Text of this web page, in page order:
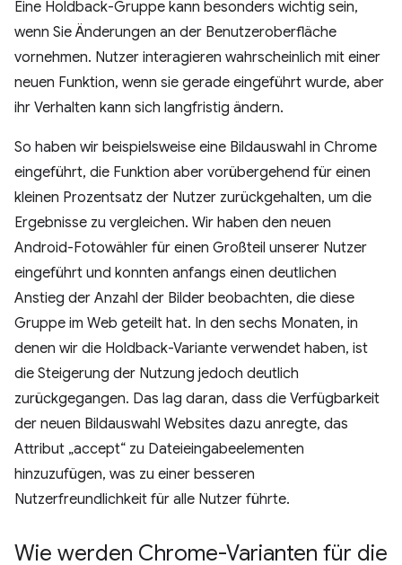
Eine Holdback-Gruppe kann besonders wichtig sein,
wenn Sie Änderungen an der Benutzeroberfläche
vornehmen. Nutzer interagieren wahrscheinlich mit einer
neuen Funktion, wenn sie gerade eingeführt wurde, aber
ihr Verhalten kann sich langfristig ändern.
So haben wir beispielsweise eine Bildauswahl in Chrome
eingeführt, die Funktion aber vorübergehend für einen
kleinen Prozentsatz der Nutzer zurückgehalten, um die
Ergebnisse zu vergleichen. Wir haben den neuen
Android-Fotowähler für einen Großteil unserer Nutzer
eingeführt und konnten anfangs einen deutlichen
Anstieg der Anzahl der Bilder beobachten, die diese
Gruppe im Web geteilt hat. In den sechs Monaten, in
denen wir die Holdback-Variante verwendet haben, ist
die Steigerung der Nutzung jedoch deutlich
zurückgegangen. Das lag daran, dass die Verfügbarkeit
der neuen Bildauswahl Websites dazu anregte, das
Attribut „accept“ zu Dateieingabeelementen
hinzuzufügen, was zu einer besseren
Nutzerfreundlichkeit für alle Nutzer führte.
Wie werden Chrome-Varianten für die